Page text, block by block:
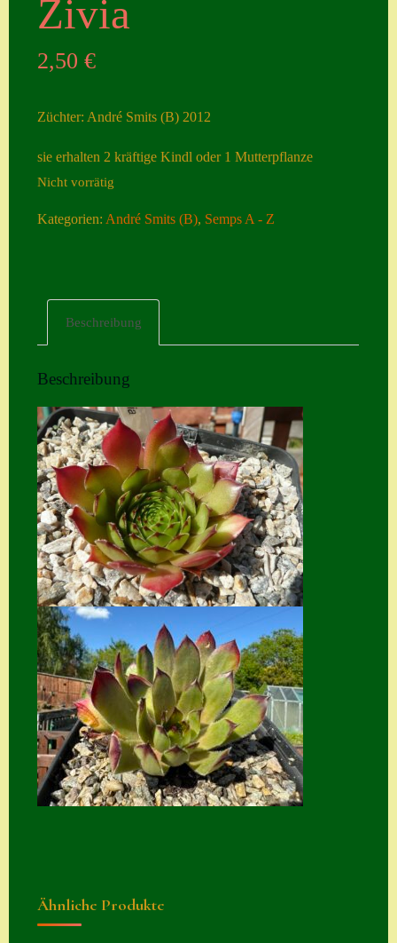
ngen
Neuheiten
Home
Hostas
Impressum
Kasse
Kontakt
Mein Konto
Naturformen
S. x nixonii
Semps die ich
suche
Semps von A – Z
Shop
Zivia
2,50€
Züchter: André Smits (B) 2012
sie erhalten 2 kräftige Kindl oder 1 Mutterpflanze
Nicht vorrätig
Kategorien:André Smits (B), Semps A - Z
Beschreibung
Beschreibung
Ähnliche Produkte